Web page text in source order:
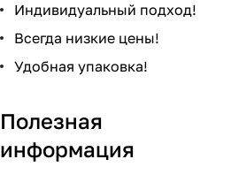
Индивидуальный подход!
Всегда низкие цены!
Удобная упаковка!
Полезная
информация